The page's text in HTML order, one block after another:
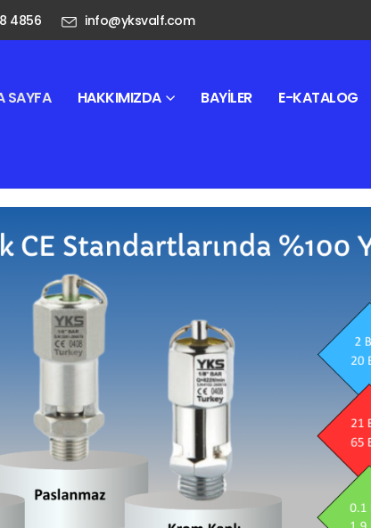
4856 info@yksvalf.com
SAYFA HAKKIMIZDA BAYILER E-KATALOG